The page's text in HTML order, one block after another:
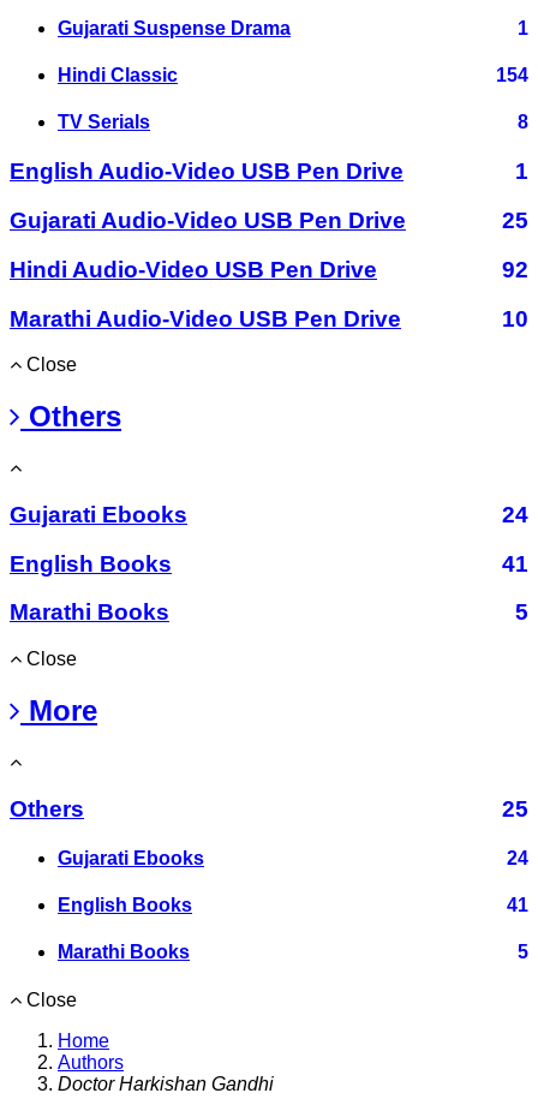
Gujarati Suspense Drama 1
Hindi Classic 154
TV Serials 8
English Audio-Video USB Pen Drive
1
Gujarati Audio-Video USB Pen Drive
25
Hindi Audio-Video USB Pen Drive
92
Marathi Audio-Video USB Pen Drive
10
Close
Others
Gujarati Ebooks
24
English Books
41
Marathi Books
5
Close
More
Others 25
Gujarati Ebooks 24
English Books 41
Marathi Books 5
Close
Home
Authors
Doctor Harkishan Gandhi